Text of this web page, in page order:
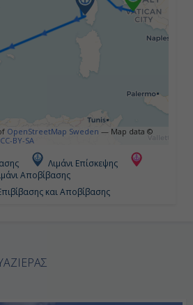
07:00
Ημέρα 5η
Εν Πλω
Μαγιόρκα ( Βαλεαρίδες ),
OpenStreetMap Sweden — Map data ©
CC-BY-SA
Λιμάνι Επίσκεψης
Αποβίβασης
και Αποβίβασης